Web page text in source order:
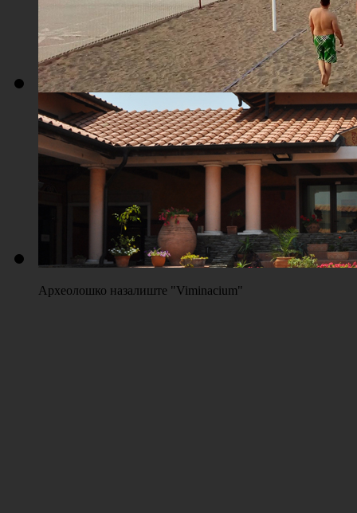
Плажа "Топољар" - Терени на песку
Археолошко назалиште "Viminacium"